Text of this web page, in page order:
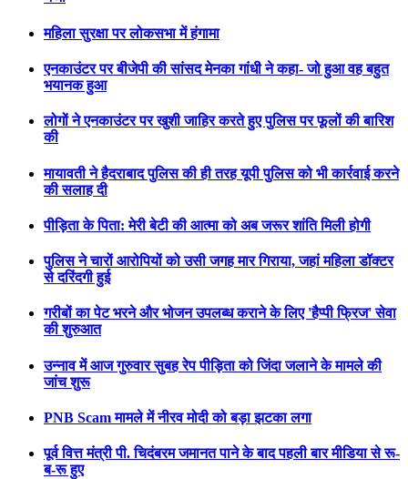
महिला सुरक्षा पर लोकसभा में हंगामा
एनकाउंटर पर बीजेपी की सांसद मेनका गांधी ने कहा- जो हुआ वह बहुत
भयानक हुआ
लोगों ने एनकाउंटर पर खुशी जाहिर करते हुए पुलिस पर फूलों की बारिश
की
मायावती ने हैदराबाद पुलिस की ही तरह यूपी पुलिस को भी कार्रवाई करने
की सलाह दी
पीड़िता के पिता: मेरी बेटी की आत्मा को अब जरूर शांति मिली होगी
पुलिस ने चारों आरोपियों को उसी जगह मार गिराया, जहां महिला डॉक्टर
से दरिंदगी हुई
गरीबों का पेट भरने और भोजन उपलब्ध कराने के लिए 'हैप्पी फ्रिज' सेवा
की शुरुआत
उन्नाव में आज गुरुवार सुबह रेप पीड़िता को जिंदा जलाने के मामले की
जांच शुरू
PNB Scam मामले में नीरव मोदी को बड़ा झटका लगा
पूर्व वित्त मंत्री पी. चिदंबरम जमानत पाने के बाद पहली बार मीडिया से रू-
ब-रू हुए